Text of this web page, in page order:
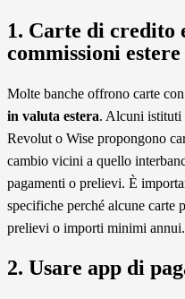
1. Carte di credito
commissioni estere
Molte banche offrono carte con
in valuta estera. Alcuni istituti
Revolut o Wise propongono
cambio vicini a quello
pagamenti o prelievi. È
specifiche perché alcune carte
prelievi o importi minimi annui.
2. Usare app di